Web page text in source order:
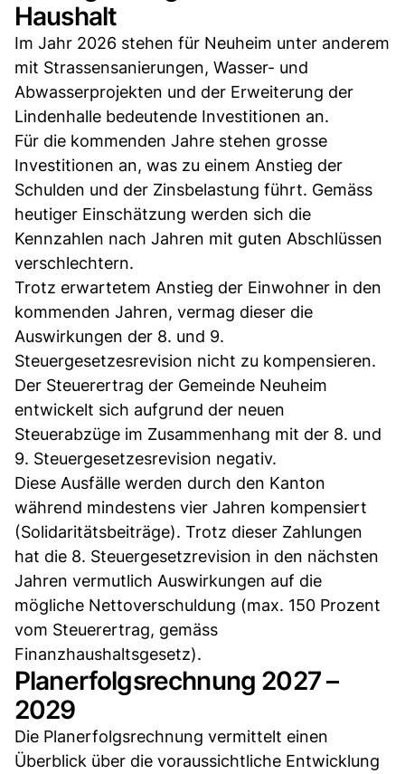
Haushalt
Im Jahr 2026 stehen für Neuheim unter anderem
mit Strassensanierungen, Wasser- und
Abwasserprojekten und der Erweiterung der
Lindenhalle bedeutende Investitionen an.
Für die kommenden Jahre stehen grosse
Investitionen an, was zu einem Anstieg der
Schulden und der Zinsbelastung führt. Gemäss
heutiger Einschätzung werden sich die
Kennzahlen nach Jahren mit guten Abschlüssen
verschlechtern.
Trotz erwartetem Anstieg der Einwohner in den
kommenden Jahren, vermag dieser die
Auswirkungen der 8. und 9.
Steuergesetzesrevision nicht zu kompensieren.
Der Steuerertrag der Gemeinde Neuheim
entwickelt sich aufgrund der neuen
Steuerabzüge im Zusammenhang mit der 8. und
9. Steuergesetzesrevision negativ.
Diese Ausfälle werden durch den Kanton
während mindestens vier Jahren kompensiert
(Solidaritätsbeiträge). Trotz dieser Zahlungen
hat die 8. Steuergesetzrevision in den nächsten
Jahren vermutlich Auswirkungen auf die
mögliche Nettoverschuldung (max. 150 Prozent
vom Steuerertrag, gemäss
Finanzhaushaltsgesetz).
Planerfolgsrechnung 2027 –
2029
Die Planerfolgsrechnung vermittelt einen
Überblick über die voraussichtliche Entwicklung